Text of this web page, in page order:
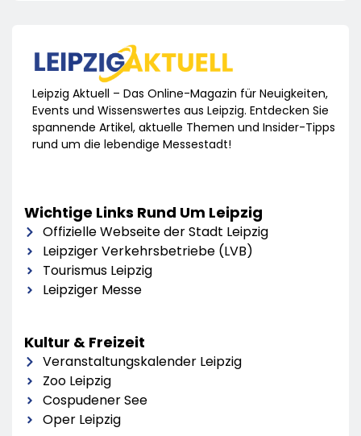
Leipzig Aktuell – Das Online-Magazin für Neuigkeiten,
Events und Wissenswertes aus Leipzig. Entdecken Sie
spannende Artikel, aktuelle Themen und Insider-Tipps
rund um die lebendige Messestadt!
Wichtige Links Rund Um Leipzig
Offizielle Webseite der Stadt Leipzig
Leipziger Verkehrsbetriebe (LVB)
Tourismus Leipzig
Leipziger Messe
Kultur & Freizeit
Veranstaltungskalender Leipzig
Zoo Leipzig
Cospudener See
Oper Leipzig